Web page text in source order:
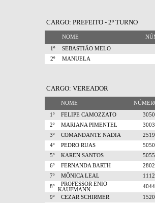
CARGO: PREFEITO - 2º TURNO
NOME
1º SEBASTIÃO MELO
2º
MANUELA
CARGO: VEREADOR
NOME
1º FELIPE CAMOZZATO
2º
MARIANA PIMENTEL
3º
COMANDANTE NADIA
4º
PEDRO RUAS
5º
KAREN SANTOS
6º
FERNANDA BARTH
7º
MÔNICA LEAL
8º
PROFESSOR ENIO
KAUFMANN
9º
CEZAR SCHIRMER